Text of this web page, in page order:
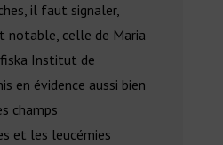
il faut signaler,
notable, celle de Maria
Institut de
en évidence aussi bien
champs
et les leucémies